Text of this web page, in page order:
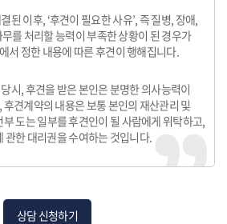
된 이후, ‘후견이 필요한 사유’, 즉 질병, 장애,
를 처리할 능력이 부족한 상황이 된 경우가
서 정한 내용에 따른 후견이 행해집니다.
시, 후견을 받은 본인은 분명한 의사능력이
견계약의 내용은 보통 본인의 재산관리 및
도는 일부를 후견인이 될 사람에게 위탁하고,
관한 대리권을 수여하는 것입니다.
상담 신청하기